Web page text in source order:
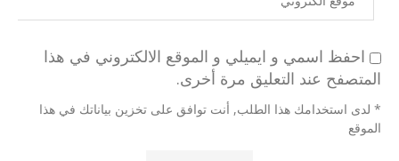
احفظ اسمي و ايميلي و الموقع الالكتروني في هذا
المتصفح عند التعليق مرة أخرى.
* لدى استخدامك هذا الطلب, أنت توافق على تخزين بياناتك في هذا
الموقع